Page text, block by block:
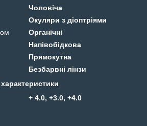
Чоловіча
Окуляри з діоптріями
Органічні
Напівобідкова
Прямокутна
Безбарвні лінзи
+ 4.0, +3.0, +4.0